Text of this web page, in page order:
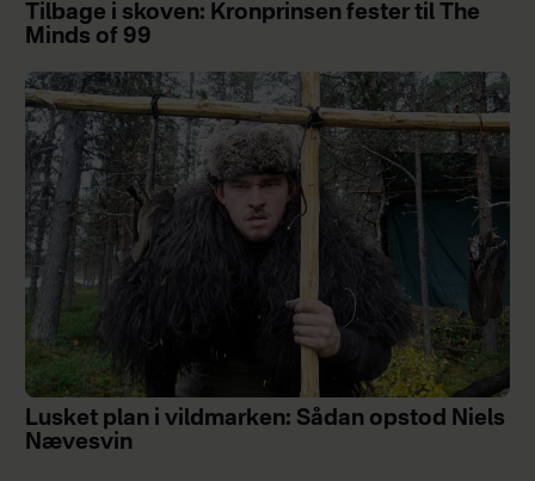
Tilbage i skoven: Kronprinsen fester til The
Minds of 99
Lusket plan i vildmarken: Sådan opstod Niels
Nævesvin